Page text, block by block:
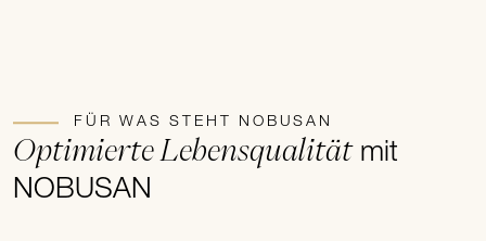
FÜR WAS STEHT NOBUSAN
Optimierte Lebensqualitätmit
NOBUSAN